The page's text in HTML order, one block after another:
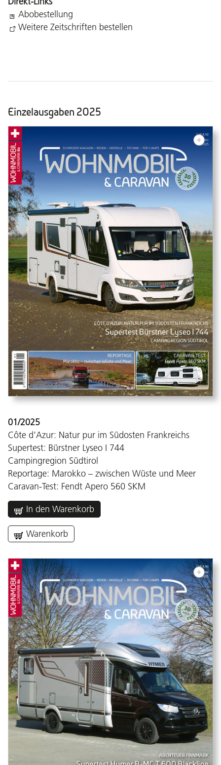
Abobestellung
Weitere Zeitschriften bestellen
Einzelausgaben 2025
01/2025
Côte d’Azur: Natur pur im Südosten Frankreichs
Supertest: Bürstner Lyseo I 744
Campingregion Südtirol
Reportage: Marokko – zwischen Wüste und Meer
Caravan-Test: Fendt Apero 560 SKM
In den Warenkorb
Warenkorb